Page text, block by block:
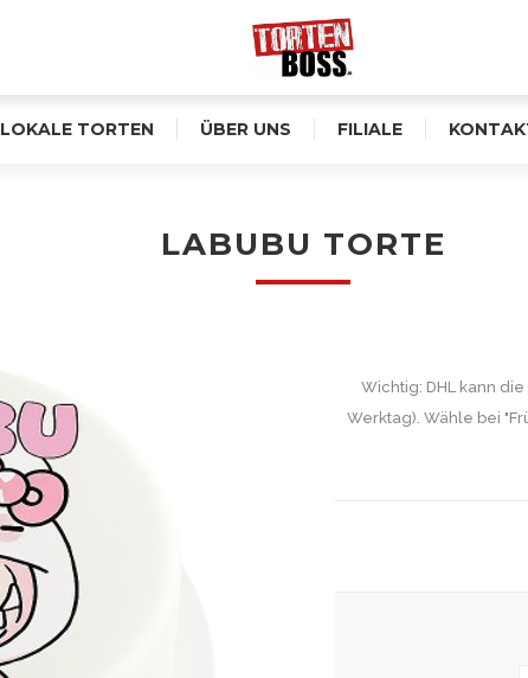
LOKALE TORTEN ÜBER UNS FILIALE
LABUBU TORTE
Wichtig: DHL kann
Werktag). Wähle bei